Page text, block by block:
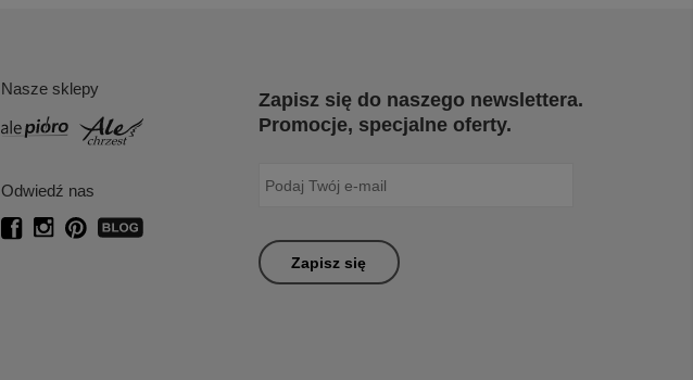
Nasze sklepy
Odwiedź nas
Zapisz się do naszego newslettera.
Promocje, specjalne oferty.
Zapisz się